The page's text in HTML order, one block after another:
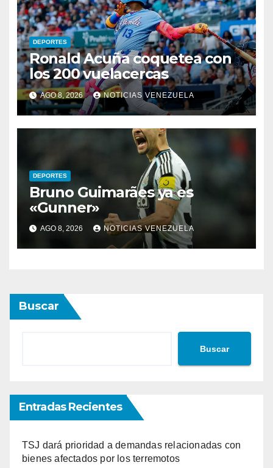
DEPORTES
Ronald Acuña coquetea con
los 200 vuelacercas
AGO 8, 2026 NOTICIAS VENEZUELA
DEPORTES
Bruno Guimarães ya es
«Gunner»
AGO 8, 2026 NOTICIAS VENEZUELA
Buscar
Buscar
Entradas Recientes
TSJ dará prioridad a demandas relacionadas con
bienes afectados por los terremotos